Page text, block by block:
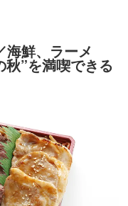
海鮮、ラーメ
”を満喫できる